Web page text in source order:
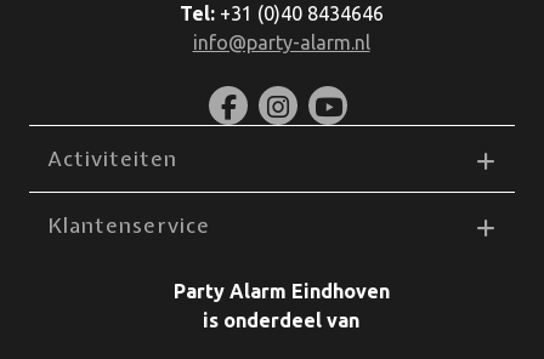
Tel:+31 (0)40 8434646
info@party-alarm.nl
Activiteiten
Klantenservice
Party Alarm Eindhoven
is onderdeel van